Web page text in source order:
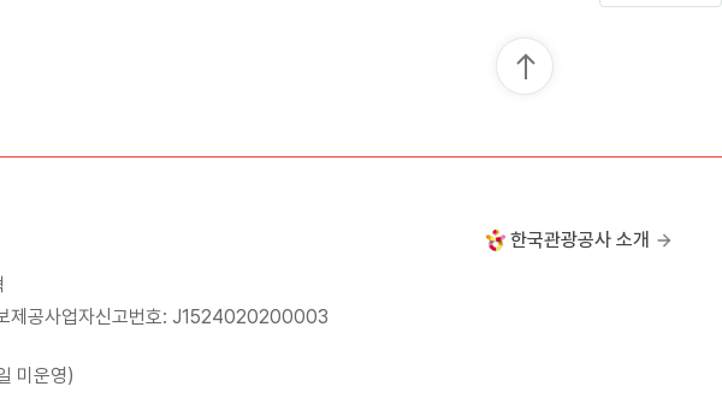
제공사업자신고번호: J1524020200003
미운영)
한국관광공사 소개